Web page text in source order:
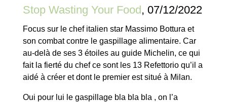
Stop Wasting Your Food, 07/12/2022
Focus sur le chef italien star Massimo Bottura et
son combat contre le gaspillage alimentaire. Car
au-delà de ses 3 étoiles au guide Michelin, ce qui
fait la fierté du chef ce sont les 13 Refettorio qu’il a
aidé à créer et dont le premier est situé à Milan.
Oui pour lui le gaspillage bla bla bla , on l’a